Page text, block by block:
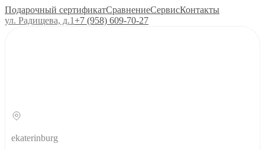
Подарочный сертификатСравнениеСервисКонтакты
ул. Радищева, д.1+7 (958) 609‑70‑27
ekaterinburg